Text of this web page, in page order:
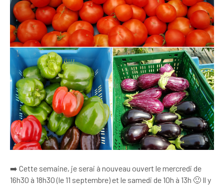
➡️ Cette semaine, je serai à nouveau ouvert le mercredi de
16h30 à 18h30 (le 11 septembre) et le samedi de 10h à 13h 🙂 Il y